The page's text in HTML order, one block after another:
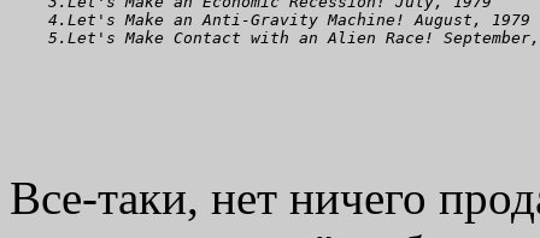
4.Let's Make an Anti-Gravity Machine! August,
5.Let's Make Contact with an Alien Race!
Все-таки, нет ничего